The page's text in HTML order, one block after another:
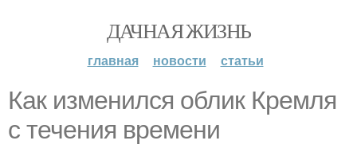
ДАЧНАЯ ЖИЗНЬ
главная новости статьи
Как изменился облик Кремля
с течения времени